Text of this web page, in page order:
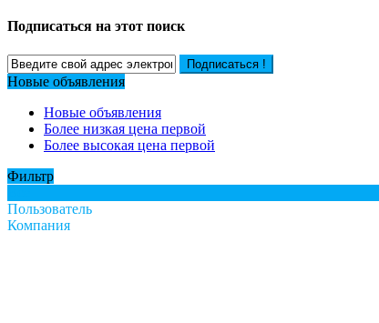
Подписаться на этот поиск
Подписаться !
Новые объявления
Новые объявления
Более низкая цена первой
Более высокая цена первой
Фильтр
Пользователь
Компания